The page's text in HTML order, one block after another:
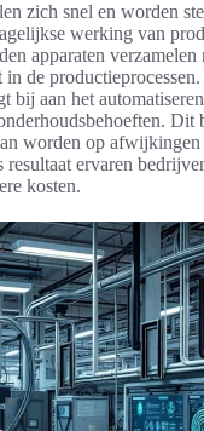
zich snel en worden
werking van
apparaten
de
bij aan het
Dit
worden op
resultaat ervaren
kosten.